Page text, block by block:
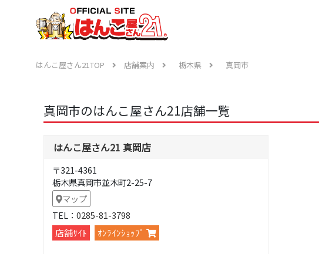
はんこ屋さん21TOP 店舗案内 栃木県 真岡市
真岡市のはんこ屋さん21店舗一覧
はんこ屋さん21 真岡店
〒321-4361
栃木県真岡市並木町2-25-7
マップ
TEL：0285-81-3798
店舗ｻｲﾄ
ｵﾝﾗｲﾝｼｮｯﾌﾟ